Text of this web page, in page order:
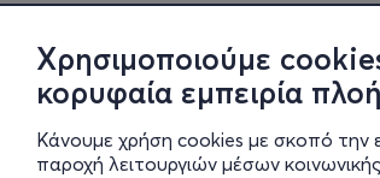
Χρησιμοποιούμε
κορυφαία εμπειρία
Κάνουμε χρήση cookies με σκοπό την
παροχή λειτουργιών μέσων